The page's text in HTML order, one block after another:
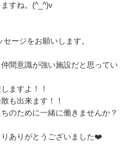
すね。(^_^)v
ージをお願いします。
間意識が強い施設だと思ってい
ますよ！！
も出来ます！！
のために一緒に働きませんか？
ありがとうございました❤️